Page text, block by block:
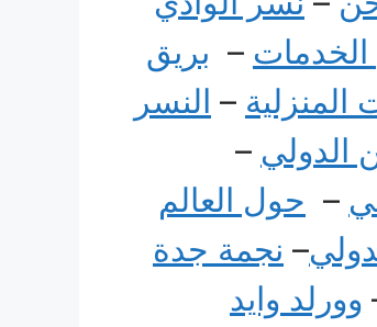
الخدمات – بريق
– النسر
الدولي –
– حول العالم
– نجمة جدة
وورلد وايد